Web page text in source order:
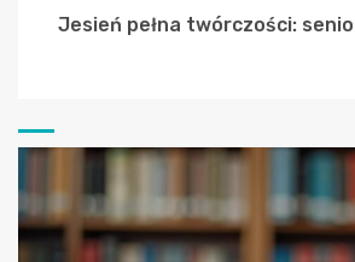
Jesień pełna twórczości: